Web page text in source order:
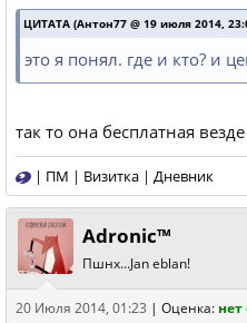
ЦИТАТА (Антон77 @ 19 июля 2014,
это я понял. где и кто? и
так то она бесплатная
| ПМ | Визитка | Дневник
Adronic™
Пшнх...Jan eblan!
20 Июля 2014, 01:23 | Оценка: нет